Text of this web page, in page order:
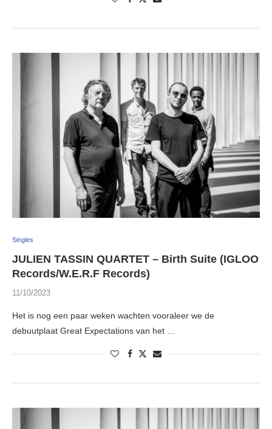
Singles
JULIEN TASSIN QUARTET – Birth Suite (IGLOO
Records/W.E.R.F Records)
11/10/2023
Het is nog een paar weken wachten vooraleer we de
debuutplaat Great Expectations van het …